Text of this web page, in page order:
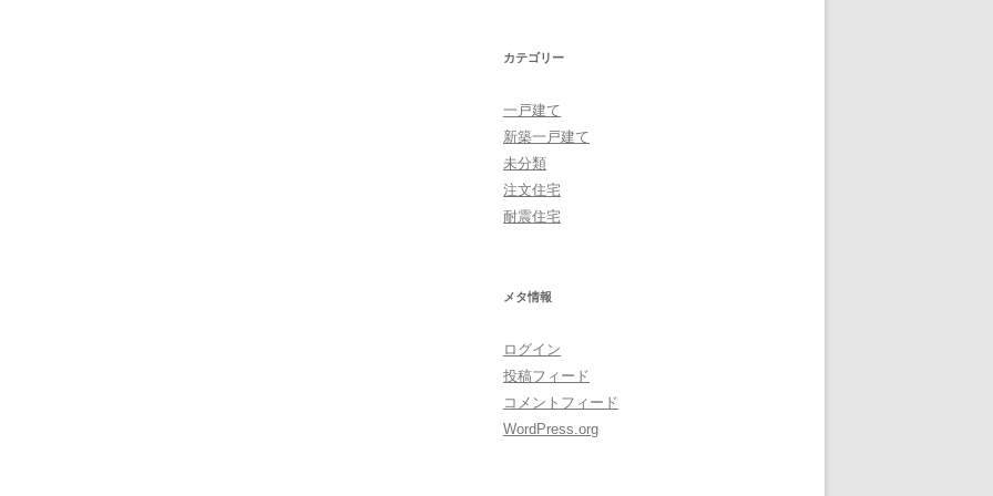
カテゴリー
一戸建て
新築一戸建て
未分類
注文住宅
耐震住宅
メタ情報
ログイン
投稿フィード
コメントフィード
WordPress.org